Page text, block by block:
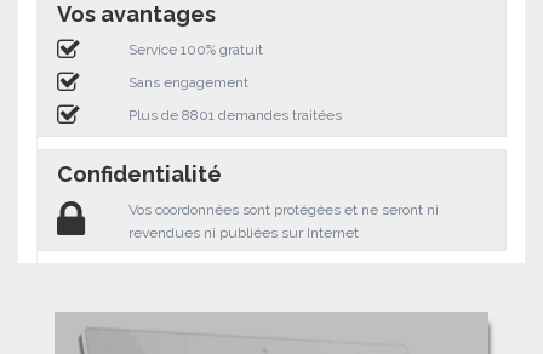
Vos avantages
Service 100% gratuit
Sans engagement
Plus de 8801 demandes traitées
Confidentialité
Vos coordonnées sont protégées et ne seront ni
revendues ni publiées sur Internet